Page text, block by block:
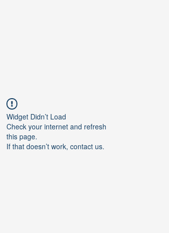
Widget Didn’t Load
Check your internet and refresh
this page.
If that doesn’t work, contact us.